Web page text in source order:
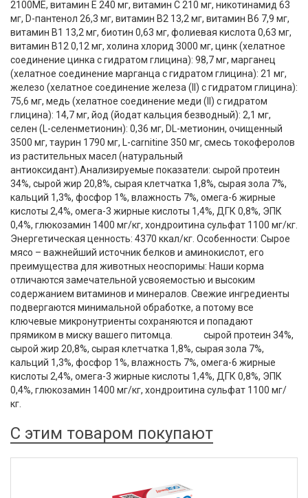
2100МЕ, витамин E 240 мг, витамин C 210 мг, никотинамид 63
мг, D-пантенол 26,3 мг, витамин B2 13,2 мг, витамин B6 7,9 мг,
витамин B1 13,2 мг, биотин 0,63 мг, фолиевая кислота 0,63 мг,
витамин B12 0,12 мг, холина хлорид 3000 мг, цинк (хелатное
соединение цинка с гидратом глицина): 98,7 мг, марганец
(хелатное соединение марганца с гидратом глицина): 21 мг,
железо (хелатное соединение железа (II) с гидратом глицина):
75,6 мг, медь (хелатное соединение меди (II) с гидратом
глицина): 14,7 мг, йод (йодат кальция безводный): 2,1 мг,
селен (L-селенметионин): 0,36 мг, DL-метионин, очищенный
3500 мг, таурин 1790 мг, L-carnitine 350 мг, смесь токоферолов
из растительных масел (натуральный
антиоксидант).Анализируемые показатели: сырой протеин
34%, сырой жир 20,8%, сырая клетчатка 1,8%, сырая зола 7%,
кальций 1,3%, фосфор 1%, влажность 7%, омега-6 жирные
кислоты 2,4%, омега-3 жирные кислоты 1,4%, ДГК 0,8%, ЭПК
0,4%, глюкозамин 1400 мг/кг, хондроитина сульфат 1100 мг/кг.
Энергетическая ценность: 4370 ккал/кг. Особенности: Сырое
мясо – важнейший источник белков и аминокислот, его
преимущества для животных неоспоримы: Наши корма
отличаются замечательной усвояемостью и высоким
содержанием витаминов и минералов. Свежие ингредиенты
подвергаются минимальной обработке, а потому все
ключевые микронутриенты сохраняются и попадают
прямиком в миску вашего питомца. сырой протеин 34%,
сырой жир 20,8%, сырая клетчатка 1,8%, сырая зола 7%,
кальций 1,3%, фосфор 1%, влажность 7%, омега-6 жирные
кислоты 2,4%, омега-3 жирные кислоты 1,4%, ДГК 0,8%, ЭПК
0,4%, глюкозамин 1400 мг/кг, хондроитина сульфат 1100 мг/
кг.
С этим товаром покупают